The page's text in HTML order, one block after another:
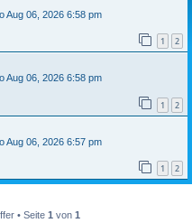
Aug 06, 2026 6:58 pm
1 2
Aug 06, 2026 6:58 pm
1 2
Aug 06, 2026 6:57 pm
1 2
• Seite 1von 1